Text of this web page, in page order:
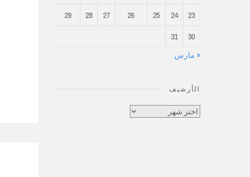
23
24
25
26
27
28
29
30
31
« مارس
الأرشيف
الأرشيف